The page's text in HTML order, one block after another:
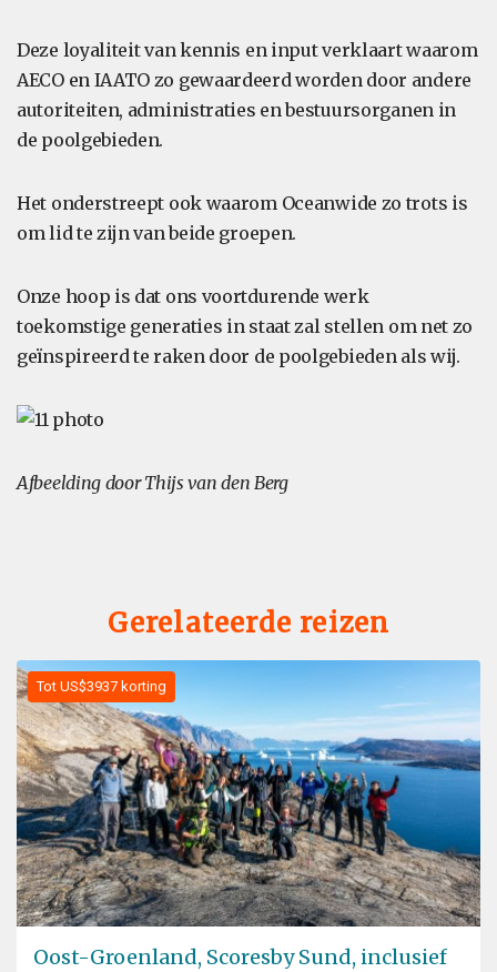
Deze loyaliteit van kennis en input verklaart waarom
AECO en IAATO zo gewaardeerd worden door andere
autoriteiten, administraties en bestuursorganen in
de poolgebieden.
Het onderstreept ook waarom Oceanwide zo trots is
om lid te zijn van beide groepen.
Onze hoop is dat ons voortdurende werk
toekomstige generaties in staat zal stellen om net zo
geïnspireerd te raken door de poolgebieden als wij.
Afbeelding door Thijs van den Berg
Gerelateerde reizen
Tot US$3937 korting
Oost-Groenland, Scoresby Sund, inclusief